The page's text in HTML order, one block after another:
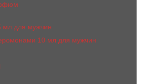
для мужчин
10 мл для мужчин